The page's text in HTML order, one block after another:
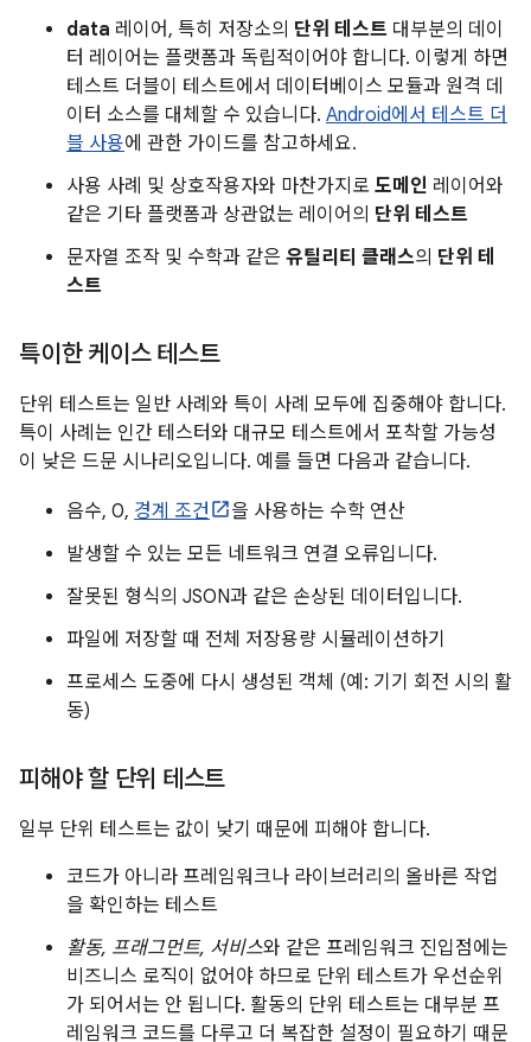
data 레이어, 특히 저장소의 단위 테스트 대부분의 데이
터 레이어는 플랫폼과 독립적이어야 합니다. 이렇게 하면
테스트 더블이 테스트에서 데이터베이스 모듈과 원격 데
이터 소스를 대체할 수 있습니다. Android에서 테스트 더
블 사용에 관한 가이드를 참고하세요.
사용 사례 및 상호작용자와 마찬가지로 도메인 레이어와
같은 기타 플랫폼과 상관없는 레이어의 단위 테스트
문자열 조작 및 수학과 같은 유틸리티 클래스의 단위 테
스트
특이한 케이스 테스트
단위 테스트는 일반 사례와 특이 사례 모두에 집중해야 합니다.
특이 사례는 인간 테스터와 대규모 테스트에서 포착할 가능성
이 낮은 드문 시나리오입니다. 예를 들면 다음과 같습니다.
음수, 0, 경계 조건
을 사용하는 수학 연산
발생할 수 있는 모든 네트워크 연결 오류입니다.
잘못된 형식의 JSON과 같은 손상된 데이터입니다.
파일에 저장할 때 전체 저장용량 시뮬레이션하기
프로세스 도중에 다시 생성된 객체 (예: 기기 회전 시의 활
동)
피해야 할 단위 테스트
일부 단위 테스트는 값이 낮기 때문에 피해야 합니다.
코드가 아니라 프레임워크나 라이브러리의 올바른 작업
을 확인하는 테스트
활동, 프래그먼트, 서비스와 같은 프레임워크 진입점에는
비즈니스 로직이 없어야 하므로 단위 테스트가 우선순위
가 되어서는 안 됩니다. 활동의 단위 테스트는 대부분 프
레임워크 코드를 다루고 더 복잡한 설정이 필요하기 때문